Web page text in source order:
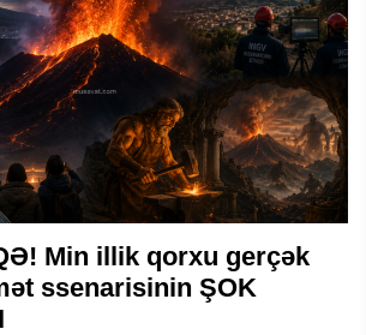
Min illik qorxu gerçək
ssenarisinin ŞOK